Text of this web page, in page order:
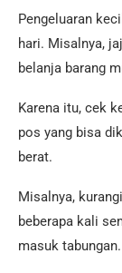
Pengeluaran
hari. Misalnya,
belanja barang
Karena itu, cek
pos yang bisa
berat.
Misalnya,
beberapa kali
masuk tabungan.